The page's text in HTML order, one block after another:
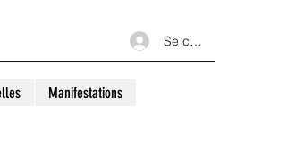
Se connecter
Manifestations